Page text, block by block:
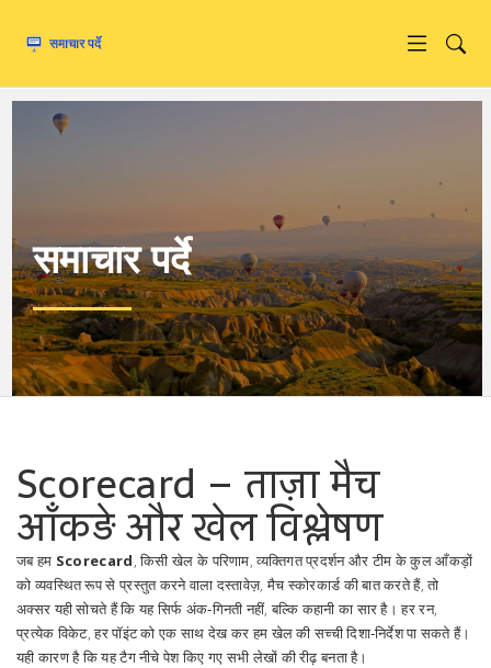
समाचार पर्दे
Scorecard – ताज़ा मैच
आँकड़े और खेल विश्लेषण
जब हम Scorecard,किसी खेल के परिणाम, व्यक्तिगत प्रदर्शन और टीम के कुल आँकड़ों
को व्यवस्थित रूप से प्रस्तुत करने वाला दस्तावेज़,मैच स्कोरकार्डकी बात करते हैं, तो
अक्सर यही सोचते हैं कि यह सिर्फ अंक‑गिनती नहीं, बल्कि कहानी का सार है। हर रन,
प्रत्येक विकेट, हर पॉइंट को एक साथ देख कर हम खेल की सच्ची दिशा‑निर्देश पा सकते हैं।
यही कारण है कि यह टैग नीचे पेश किए गए सभी लेखों की रीढ़ बनता है।